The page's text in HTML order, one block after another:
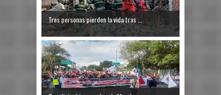
Tres personas pierden la vida tras ...